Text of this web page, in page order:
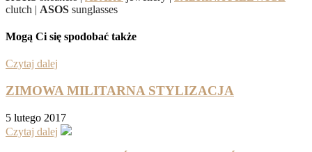
clutch | ASOS sunglasses
Mogą Ci się spodobać także
Czytaj dalej
ZIMOWA MILITARNA STYLIZACJA
5 lutego 2017
Czytaj dalej